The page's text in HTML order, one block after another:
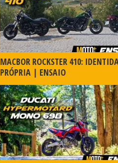
MACBOR ROCKSTER 410:
PRÓPRIA | ENSAIO